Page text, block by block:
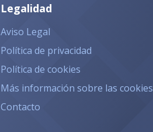
Legalidad
Aviso Legal
Política de privacidad
Política de cookies
Más información sobre las cookies
Contacto